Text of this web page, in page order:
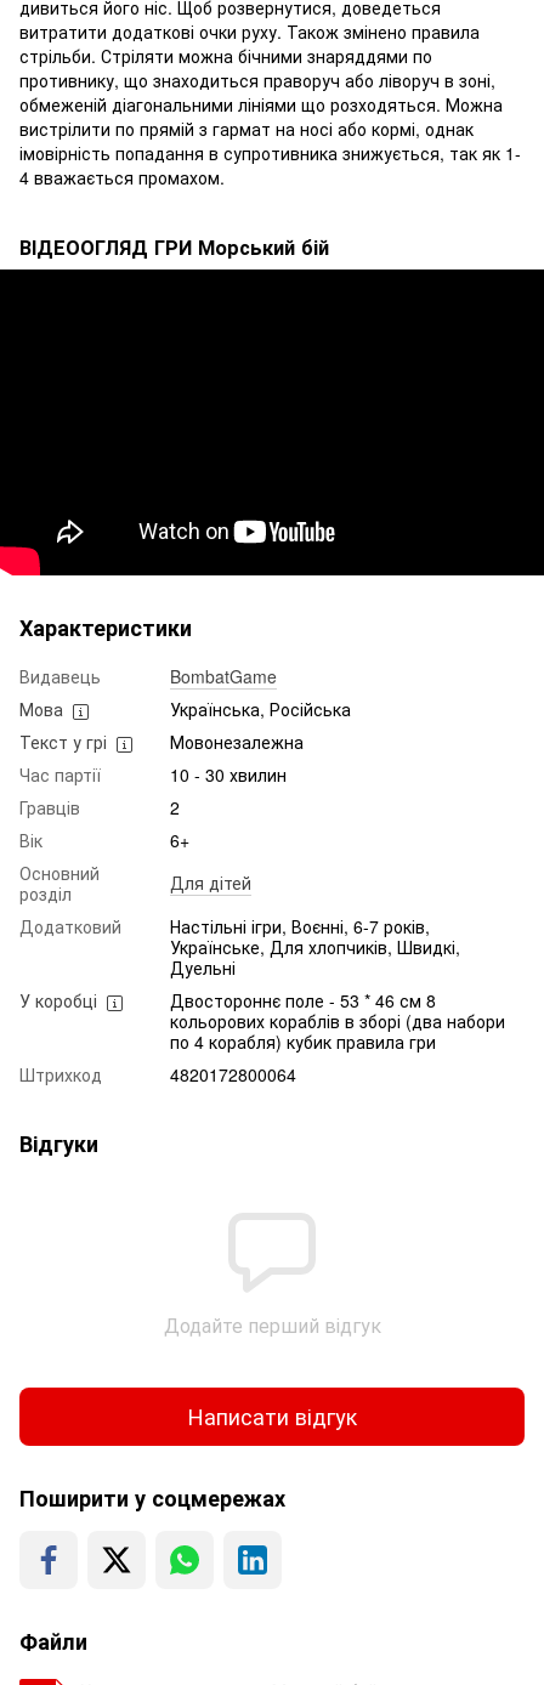
дивиться його ніс. Щоб розвернутися, доведеться
витратити додаткові очки руху. Також змінено правила
стрільби. Стріляти можна бічними знаряддями по
противнику, що знаходиться праворуч або ліворуч в зоні,
обмеженій діагональними лініями що розходяться. Можна
вистрілити по прямій з гармат на носі або кормі, однак
імовірність попадання в супротивника знижується, так як 1-
4 вважається промахом.
ВІДЕООГЛЯД ГРИ Морський бій
Характеристики
Видавець
BombatGame
Мова
Українська, Російська
Текст у грі
Мовонезалежна
Час партії
10 - 30 хвилин
Гравців
2
Вік
6+
Основний
розділ
Для дітей
Додатковий
Настільні ігри, Воєнні, 6-7 років,
Українське, Для хлопчиків, Швидкі,
Дуельні
У коробці
Двостороннє поле - 53 * 46 см 8
кольорових кораблів в зборі (два набори
по 4 корабля) кубик правила гри
Штрихкод
4820172800064
Відгуки
Додайте перший відгук
Написати відгук
Поширити у соцмережах
Файли